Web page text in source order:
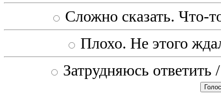
Сложно сказать. Что-
Плохо. Не этого
Затрудняюсь